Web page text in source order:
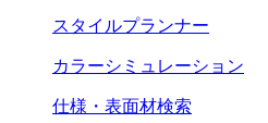
スタイルプランナー
カラーシミュレーション
仕様・表面材検索